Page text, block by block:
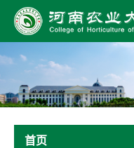
首页